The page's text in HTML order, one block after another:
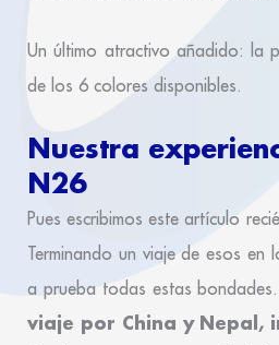
Un último atractivo añadido: la
de los 6 colores disponibles.
Nuestra
N26
Pues escribimos este artículo
Terminando un viaje de esos en
a prueba todas estas
viaje por China y Nepal,